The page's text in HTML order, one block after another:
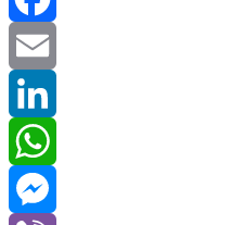
Facebook
Email
LinkedIn
WhatsApp